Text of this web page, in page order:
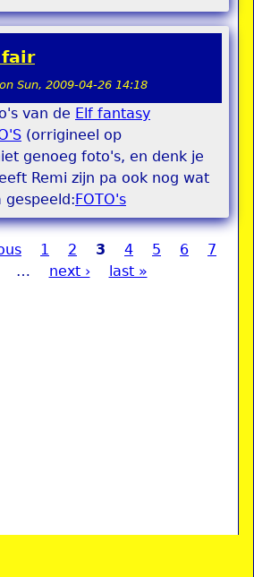
on Sun, 2009-04-26 14:18
van de Elf fantasy
(orrigineel op
genoeg foto's, en denk je
Remi zijn pa ook nog wat
gespeeld:FOTO's
1 2 3 4 5 6
7
… next › last »